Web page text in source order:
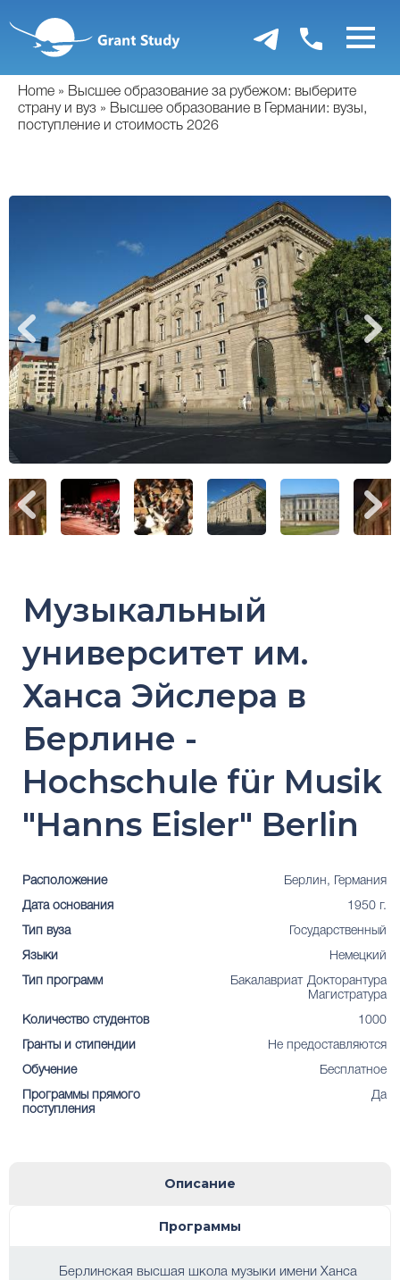
основному
содержанию
Home
Высшее образование за рубежом: выберите
страну и вуз
Высшее образование в Германии: вузы,
поступление и стоимость 2026
Музыкальный
университет им.
Ханса Эйслера в
Берлине -
Hochschule für Musik
"Hanns Eisler" Berlin
Расположение Берлин, Германия
Дата основания 1950 г.
Тип вуза Государственный
Языки Немецкий
Тип программ Бакалавриат Докторантура
Магистратура
Количество студентов 1000
Гранты и стипендии Не предоставляются
Обучение Бесплатное
Программы прямого
поступления
Да
Описание
Программы
Берлинская высшая школа музыки имени Ханса